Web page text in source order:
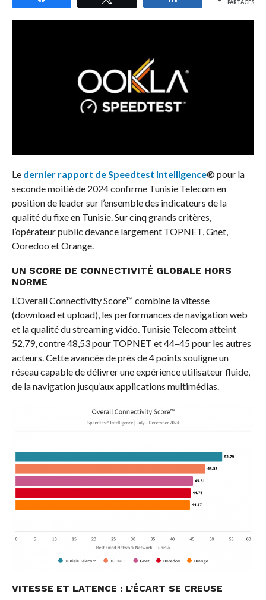
PARTAGES
Le dernier rapport de Speedtest Intelligence® pour la
seconde moitié de 2024 confirme Tunisie Telecom en
position de leader sur l’ensemble des indicateurs de la
qualité du fixe en Tunisie. Sur cinq grands critères,
l’opérateur public devance largement TOPNET, Gnet,
Ooredoo et Orange.
UN SCORE DE CONNECTIVITÉ GLOBALE HORS
NORME
L’Overall Connectivity Score™ combine la vitesse
(download et upload), les performances de navigation web
et la qualité du streaming vidéo. Tunisie Telecom atteint
52,79, contre 48,53 pour TOPNET et 44–45 pour les autres
acteurs. Cette avancée de près de 4 points souligne un
réseau capable de délivrer une expérience utilisateur fluide,
de la navigation jusqu’aux applications multimédias.
VITESSE ET LATENCE : L’ÉCART SE CREUSE